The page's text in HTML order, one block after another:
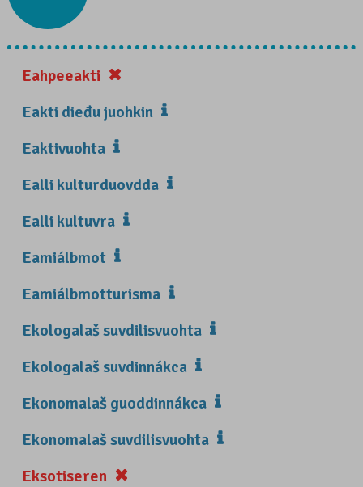
Eahpeeakti
Eakti dieđu juohkin
Eaktivuohta
Ealli kulturduovdda
Ealli kultuvra
Eamiálbmot
Eamiálbmotturisma
Ekologalaš suvdilisvuohta
Ekologalaš suvdinnákca
Ekonomalaš guoddinnákca
Ekonomalaš suvdilisvuohta
Eksotiseren